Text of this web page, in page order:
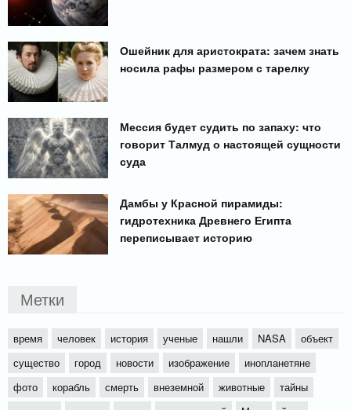
Ошейник для аристократа: зачем знать
носила рафы размером с тарелку
Мессия будет судить по запаху: что
говорит Талмуд о настоящей сущности
суда
Дамбы у Красной пирамиды:
гидротехника Древнего Египта
переписывает историю
Метки
время человек история ученые нашли NASA
объект
существо
город новости изображение
инопланетяне
фото
корабль смерть внеземной животные
тайны